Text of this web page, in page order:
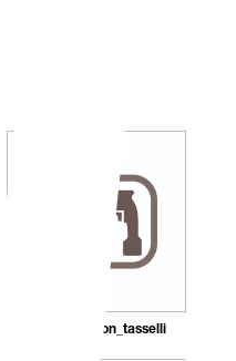
Fissaggio_con_tasselli